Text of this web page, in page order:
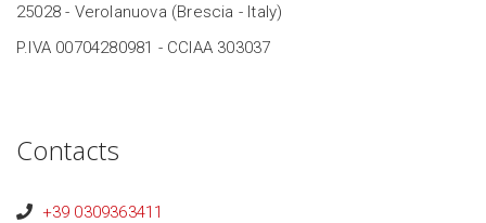
25028 - Verolanuova (Brescia - Italy)
P.IVA 00704280981 - CCIAA 303037
Contacts
+39 0309363411